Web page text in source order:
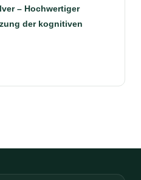
– Hochwertiger
der kognitiven